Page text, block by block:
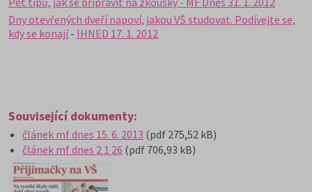
Dny otevřených dveří napoví, jakou VŠ studovat. Podívejte se,
kdy se konají- IHNED 17. 1. 2012
Související dokumenty:
článek mf dnes 15. 6. 2013 (pdf 275,52 kB)
článek mf dnes 2 1 26 (pdf 706,93 kB)